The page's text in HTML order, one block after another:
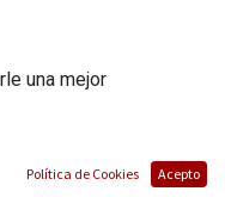
/ CON
una mejor
Política de Cookies Acepto